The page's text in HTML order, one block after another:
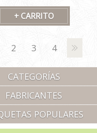
2 3 4
CATEGORÍAS
FABRICANTES
POPULARES